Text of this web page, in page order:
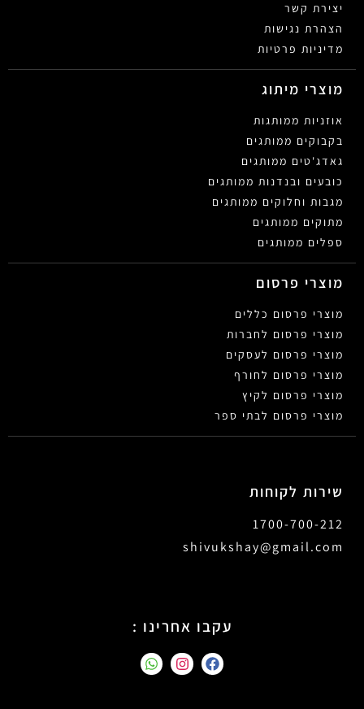
יצירת קשר
הצהרת נגישות
מדיניות פרטיות
מוצרי מיתוג
אוזניות ממותגות
בקבוקים ממותגים
גאדג'טים ממותגים
כובעים ובנדנות ממותגים
מגבות וחלוקים ממותגים
מתוקים ממותגים
ספלים ממותגים
מוצרי פרסום
מוצרי פרסום כללים
מוצרי פרסום לחברות
מוצרי פרסום לעסקים
מוצרי פרסום לחורף
מוצרי פרסום לקיץ
מוצרי פרסום לבתי ספר
שירות לקוחות
1700-700-212
shivukshay@gmail.com
עקבו אחרינו :